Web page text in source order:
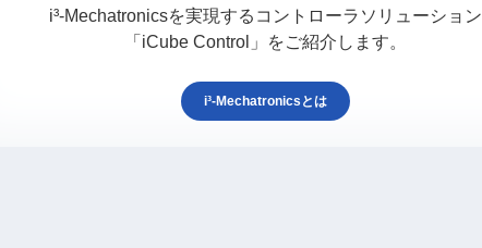
i³-Mechatronicsを実現するコントローラソリューション
「iCube Control」をご紹介します。
i³-Mechatronicsとは